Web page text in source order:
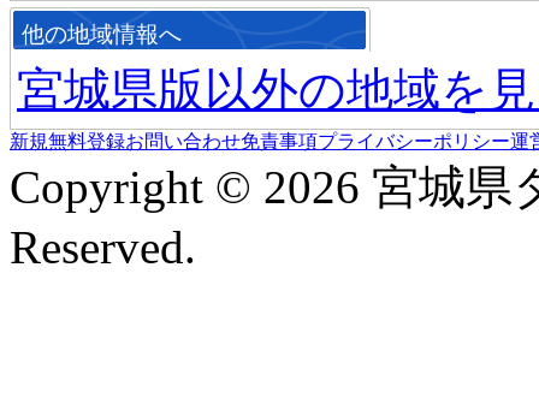
他の地域情報へ
宮城県版以外の地域を
新規無料登録お問い合わせ免責事項プライバシーポリシー運
Copyright © 2026 宮城
Reserved.